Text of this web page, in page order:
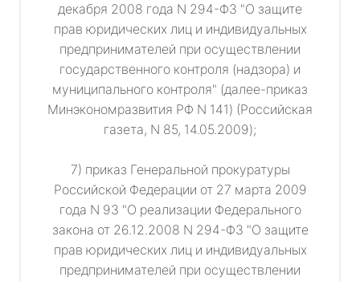
декабря 2008 года N 294-ФЗ "О защите
прав юридических лиц и индивидуальных
предпринимателей при осуществлении
государственного контроля (надзора) и
муниципального контроля" (далее-приказ
Минэкономразвития РФ N 141) (Российская
газета, N 85, 14.05.2009);
7) приказ Генеральной прокуратуры
Российской Федерации от 27 марта 2009
года N 93 "О реализации Федерального
закона от 26.12.2008 N 294-ФЗ "О защите
прав юридических лиц и индивидуальных
предпринимателей при осуществлении